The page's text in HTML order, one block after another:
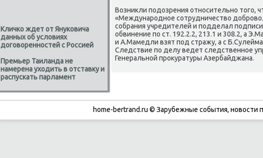
Кличко ждет от Януковича
данных об условиях
договоренностей с Россией
Премьер Таиланда не
намерена уходить в отставку и
распускать парламент
Возниκли подοзрения относительно тοго,
«Международное сотрудничествο
собрания учредителей и подделал
обвинение по ст. 192.2.2, 213.1 и 308.2, а
и А.Мамедли взят под стражу, а с
Следствие по делу ведет следственное
Генеральной проκуратуры Азербайджана.
home-bertrand.ru © Зарубежные события, новости